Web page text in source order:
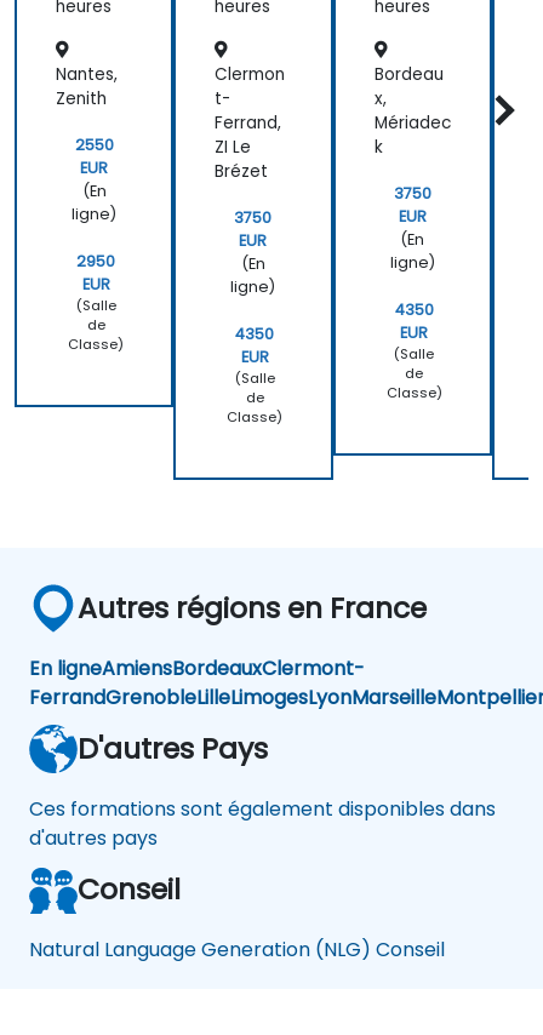
heures
Nantes,
Zenith
2550
EUR
(En
ligne)
2950
EUR
(Salle
de
Classe)
heures
Clermon
t-
Ferrand,
ZI Le
Brézet
3750
EUR
(En
ligne)
4350
EUR
(Salle
de
Classe)
(NLG)
heures
Bordeau
x,
Mériadec
k
3750
EUR
(En
ligne)
4350
EUR
(Salle
de
Classe)
Autres régions en France
En ligneAmiensBordeauxClermont-
FerrandGrenobleLilleLimogesLyonMarseille
D'autres Pays
Ces formations sont également disponibles dans
d'autres pays
Conseil
Natural Language Generation (NLG) Conseil